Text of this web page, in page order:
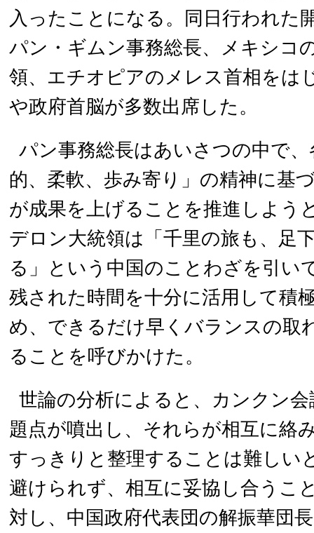
入ったことになる。同日行われた
パン・ギムン事務総長、メキシコ
領、エチオピアのメレス首相をは
や政府首脳が多数出席した。
パン事務総長はあいさつの中で
的、柔軟、歩み寄り」の精神に基
が成果を上げることを推進しよう
デロン大統領は「千里の旅も、足
る」という中国のことわざを引い
残された時間を十分に活用して積
め、できるだけ早くバランスの取
ることを呼びかけた。
世論の分析によると、カンクン
題点が噴出し、それらが相互に絡
すっきりと整理することは難しい
避けられず、相互に妥協し合うこ
対し、中国政府代表団の解振華団